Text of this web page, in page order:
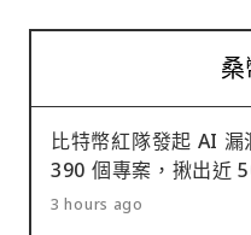
比特幣紅隊發起 AI
390 個專案，揪出近
3 hours ago